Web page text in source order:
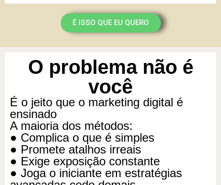
É ISSO QUE EU QUERO
O problema não é
você
É o jeito que o marketing digital é
ensinado
A maioria dos métodos:
● Complica o que é simples
● Promete atalhos irreais
● Exige exposição constante
● Joga o iniciante em estratégias